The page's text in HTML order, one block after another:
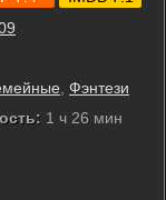
, Фэнтези
1 ч 26 мин